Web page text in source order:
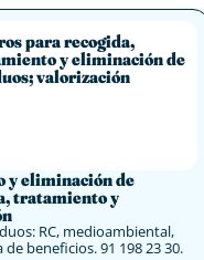
para recogida,
y eliminación de
valorización
y eliminación de
tratamiento y
RC, medioambiental,
beneficios. 91 198 23 30.